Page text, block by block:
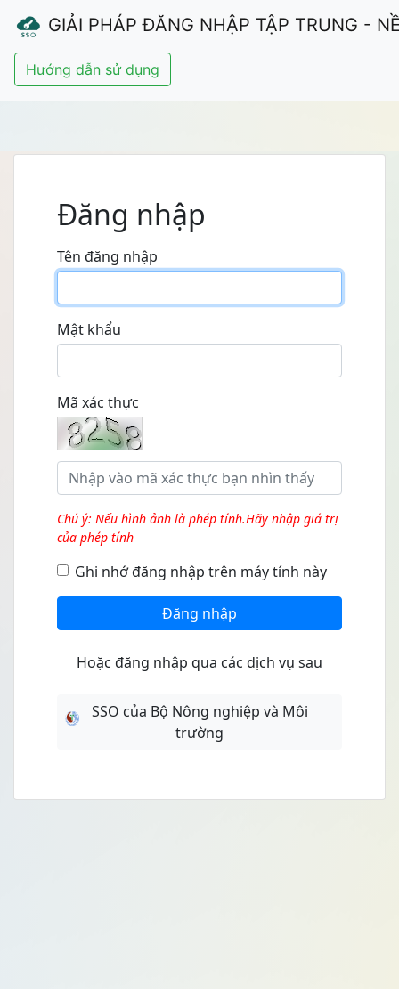
GIẢI PHÁP ĐĂNG NHẬP TẬP TRUNG -
Đăng nhập
Tên đăng nhập
Mật khẩu
Mã xác thực
Chú ý: Nếu hình ảnh là phép tính.Hãy nhập giá trị
của phép tính
Ghi nhớ đăng nhập trên máy tính này
Đăng nhập
Hoặc đăng nhập qua các dịch vụ sau
SSO của Bộ Nông nghiệp và Môi
trường